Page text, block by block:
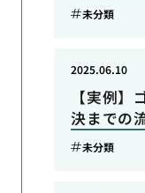
未分類
【実例
決までの
2025.06.10
未分類